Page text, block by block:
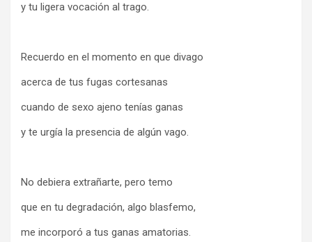
y tu ligera vocación al trago.
Recuerdo en el momento en que divago
acerca de tus fugas cortesanas
cuando de sexo ajeno tenías ganas
y te urgía la presencia de algún vago.
No debiera extrañarte, pero temo
que en tu degradación, algo blasfemo,
me incorporó a tus ganas amatorias.